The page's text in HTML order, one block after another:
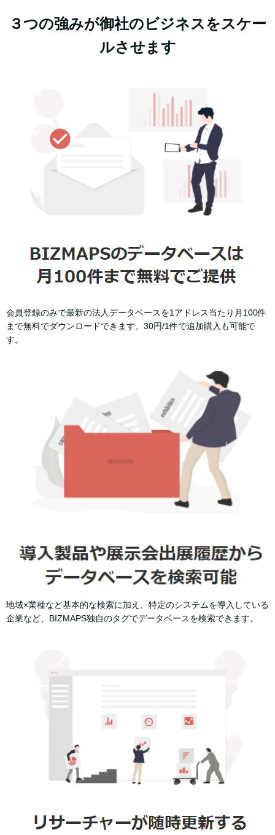
３つの強みが御社のビジネスをスケー
ルさせます
会員登録のみで最新の法人データベースを1アドレス当たり月100件
まで無料でダウンロードできます。30円/1件で追加購入も可能で
す。
地域×業種など基本的な検索に加え、特定のシステムを導入している
企業など、BIZMAPS独自のタグでデータベースを検索できます。